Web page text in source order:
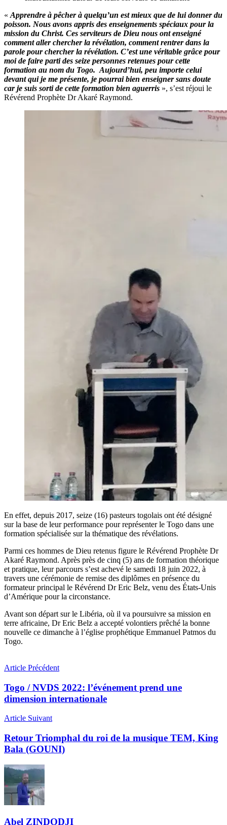
« Apprendre à pêcher à quelqu’un est mieux que de lui donner du
poisson. Nous avons appris des enseignements spéciaux pour la
mission du Christ. Ces serviteurs de Dieu nous ont enseigné
comment aller chercher la révélation, comment rentrer dans la
parole pour chercher la révélation. C’est une véritable grâce pour
moi de faire parti des seize personnes retenues pour cette
formation au nom du Togo. Aujourd’hui, peu importe celui
devant qui je me présente, je pourrai bien enseigner sans doute
car je suis sorti de cette formation bien aguerris », s’est réjoui le
Révérend Prophète Dr Akaré Raymond.
En effet, depuis 2017, seize (16) pasteurs togolais ont été désigné
sur la base de leur performance pour représenter le Togo dans une
formation spécialisée sur la thématique des révélations.
Parmi ces hommes de Dieu retenus figure le Révérend Prophète Dr
Akaré Raymond. Après près de cinq (5) ans de formation théorique
et pratique, leur parcours s’est achevé le samedi 18 juin 2022, à
travers une cérémonie de remise des diplômes en présence du
formateur principal le Révérend Dr Eric Belz, venu des États-Unis
d’Amérique pour la circonstance.
Avant son départ sur le Libéria, où il va poursuivre sa mission en
terre africaine, Dr Eric Belz a accepté volontiers prêché la bonne
nouvelle ce dimanche à l’église prophétique Emmanuel Patmos du
Togo.
Article Précédent
Togo / NVDS 2022: l’événement prend une
dimension internationale
Article Suivant
Retour Triomphal du roi de la musique TEM, King
Bala (GOUNI)
Abel ZINDODJI